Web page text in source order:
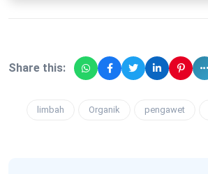
Share this:
limbah Organik pengawet